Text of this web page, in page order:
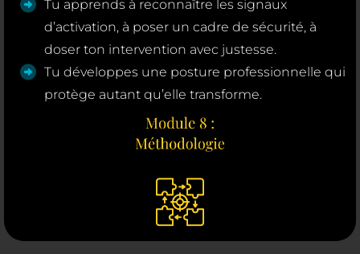
Tu apprends à reconnaître les signaux
d’activation, à poser un cadre de sécurité, à
doser ton intervention avec justesse.
Tu développes une posture professionnelle qui
protège autant qu’elle transforme.